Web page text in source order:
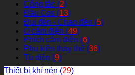
Công tắc (2)
Đầu Cos (13)
Đui đèn - Chao đèn (5)
Ổ cắm điện (49)
Phích cắm điện (6)
Phụ kiện thay thế (36)
Tụ điện (9)
Thiết bị khí nén (29)